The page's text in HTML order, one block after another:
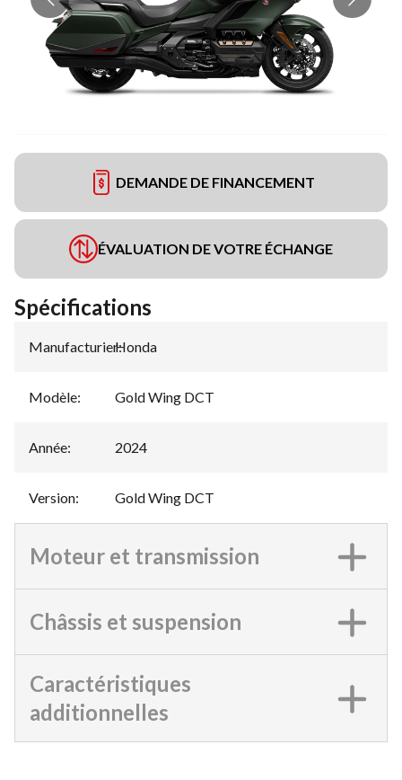
DEMANDE DE FINANCEMENT
ÉVALUATION DE VOTRE ÉCHANGE
Spécifications
Manufacturier:
Honda
Modèle: Gold Wing DCT
Année: 2024
Version: Gold Wing DCT
Moteur et transmission
Châssis et suspension
Caractéristiques
additionnelles